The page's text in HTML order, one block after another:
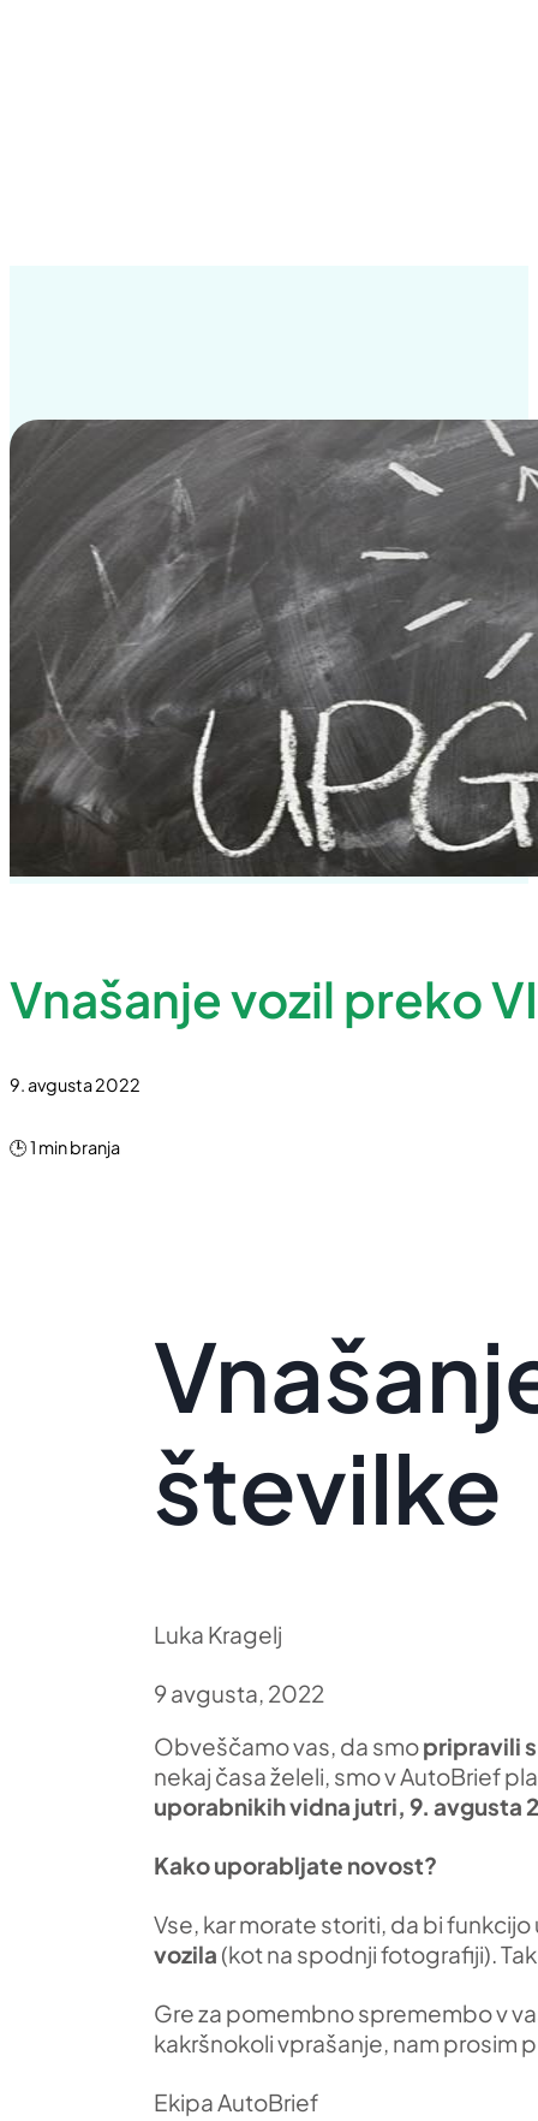
Vnašanje vozil preko
9. avgusta 2022
🕒 1 min branja
številke
Luka Kragelj
9 avgusta, 2022
Obveščamo vas, da smopripravili
nekaj časa želeli, smo v AutoBrief
uporabnikih vidna jutri, 9. avgusta
Kako uporabljate novost?
Vse, kar morate storiti, da bi
vozila (kot na spodnji fotografiji).
Gre za pomembno spremembo v
kakršnokoli vprašanje, nam prosim
Ekipa AutoBrief